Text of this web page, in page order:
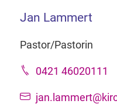
Jan Lammert
Pastor/Pastorin
0421 46020111